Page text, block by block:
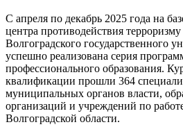
С апреля по декабрь 2025 года на
центра противодействия
Волгоградского государственного
успешно реализована серия
профессионального образования.
квалификации прошли 364
муниципальных органов власти,
организаций и учреждений по
Волгоградской области.